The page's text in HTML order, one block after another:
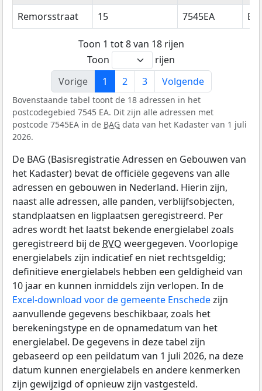
Remorsstraat
15 7545EA
Toon 1 tot 8 van 18 rijen
Toon
rijen
Vorige
1 2 3 Volgende
Bovenstaande tabel toont de 18 adressen in het
postcodegebied 7545 EA. Dit zijn alle adressen met
postcode 7545EA in de BAG data van het Kadaster van 1 juli
2026.
De BAG (Basisregistratie Adressen en Gebouwen van
het Kadaster) bevat de officiële gegevens van alle
adressen en gebouwen in Nederland. Hierin zijn,
naast alle adressen, alle panden, verblijfsobjecten,
standplaatsen en ligplaatsen geregistreerd. Per
adres wordt het laatst bekende energielabel zoals
geregistreerd bij de RVO weergegeven. Voorlopige
energielabels zijn indicatief en niet rechtsgeldig;
definitieve energielabels hebben een geldigheid van
10 jaar en kunnen inmiddels zijn verlopen. In de
Excel-download voor de gemeente Enschedezijn
aanvullende gegevens beschikbaar, zoals het
berekeningstype en de opnamedatum van het
energielabel. De gegevens in deze tabel zijn
gebaseerd op een peildatum van 1 juli 2026, na deze
datum kunnen energielabels en andere kenmerken
zijn gewijzigd of opnieuw zijn vastgesteld.